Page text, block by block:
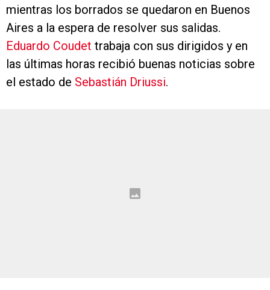
mientras los borrados se quedaron en Buenos
Aires a la espera de resolver sus salidas.
Eduardo Coudet trabaja con sus dirigidos y en
las últimas horas recibió buenas noticias sobre
el estado de Sebastián Driussi.